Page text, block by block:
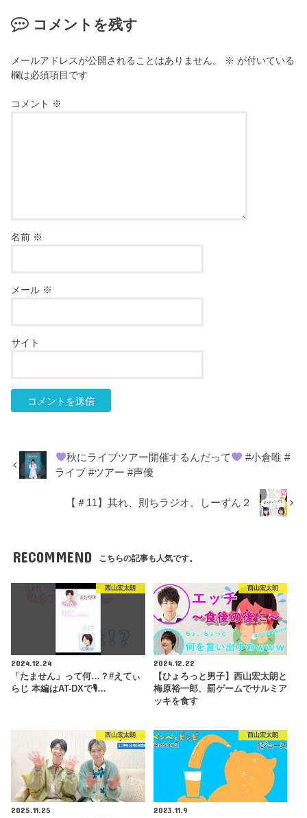
コメントを残す
メールアドレスが公開されることはありません。 ※ が付いている
欄は必須項目です
コメント ※
名前 ※
メール ※
サイト
秋にライブツアー開催するんだって
#小倉唯 #
ライブ #ツアー #声優
【＃11】其れ、則ちラジオ。しーずん２
RECOMMEND こちらの記事も人気です。
西山宏太朗
2024.12.24
「たません」って何…？#えてぃ
らじ 本編はAT-DXで🎙…
西山宏太朗
2024.12.22
【ひょろっと男子】西山宏太朗と
梅原裕一郎、罰ゲームでサルミア
ッキを食す
西山宏太朗
2025.11.25
西山宏太朗
2023.11.9